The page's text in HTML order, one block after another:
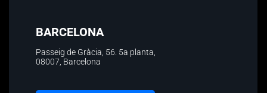
BARCELONA
Passeig de Gràcia, 56. 5a planta
08007, Barcelona